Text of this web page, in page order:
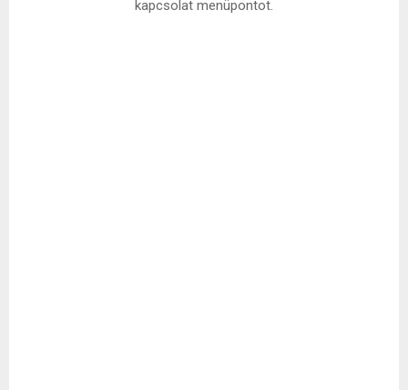
kapcsolat menüpontot.